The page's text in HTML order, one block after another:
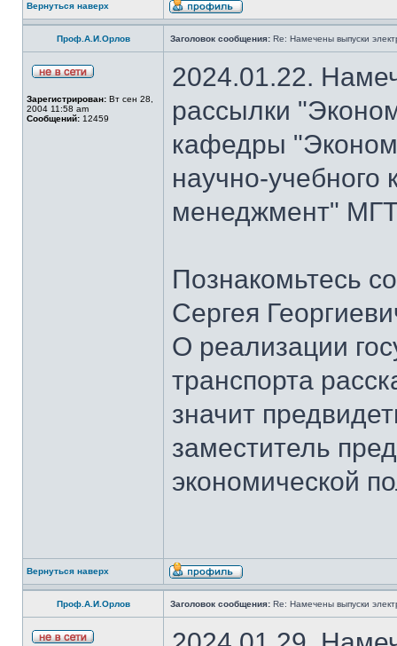
Вернуться наверх
Проф.А.И.Орлов Заголовок сообщения: Re: Намечены выпуски
Зарегистрирован: Вт сен 28,
2004 11:58 am
Сообщений: 12459
2024.01.22.
рассылки
кафедры
научно-
менеджмент"
Познакомьтесь
Сергея
О реализации
транспорта
значит
заместитель
экономической
Вернуться наверх
Проф.А.И.Орлов Заголовок сообщения: Re: Намечены выпуски